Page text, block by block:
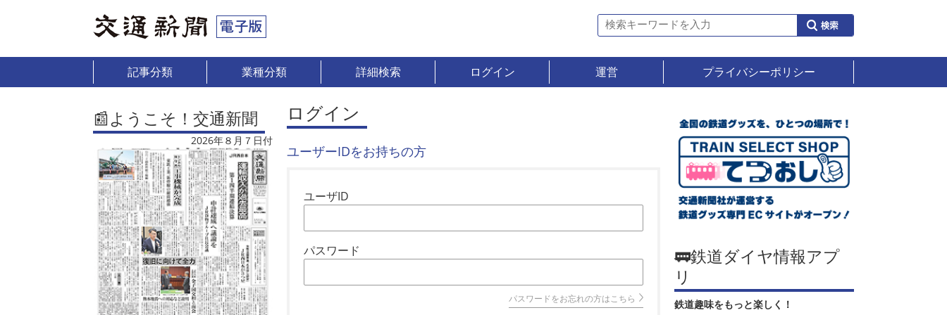
記事分類 業種分類 詳細検索 ログイン 運営 プライバシーポリシー
📰ようこそ！交通新聞
2026年８月７日付
ログイン
ユーザーIDをお持ちの方
ユーザID
パスワード
パスワードをお忘れの方はこちら
🚃鉄道ダイヤ情報アプ
リ
鉄道趣味をもっと楽しく！